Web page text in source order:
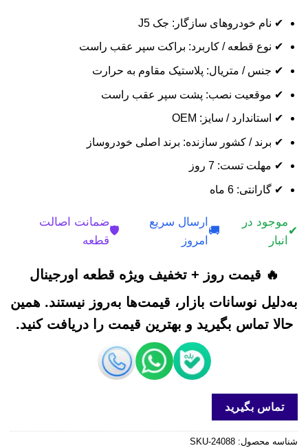
✔ نام خودروهای سازگار: جک J5
✔ نوع قطعه / کاربرد: براکت سپر عقب راست
✔ جنس / متریال: پلاستیک مقاوم به حرارت
✔ موقعیت نصب: پشت سپر عقب راست
✔ استاندارد / سایز: OEM
✔ برند / کشور سازنده: برند اصلی خودروساز
✔ مهلت تست: 7 روز
✔ گارانتی: 6 ماه
✔
موجود در
انبار
🚚
ارسال سریع
امروز
🛡️
ضمانت اصالت
قطعه
🔥 قیمت روز + تخفیف ویژه قطعه اورجینال
به‌دلیل نوسانات بازار، قیمت‌ها به‌روز نیستند. همین
حالا تماس بگیرید و بهترین قیمت را دریافت کنید.
تماس بگیرید
شناسه محصول: SKU-24088